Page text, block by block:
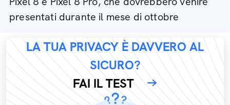
presentati durante il mese di ottobre
LA TUA PRIVACY È DAVVERO AL
SICURO?
FAI IL TEST